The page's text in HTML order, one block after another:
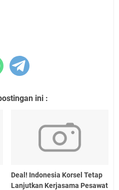
ini :
Deal! Indonesia Korsel Tetap
Lanjutkan Kerjasama Pesawat